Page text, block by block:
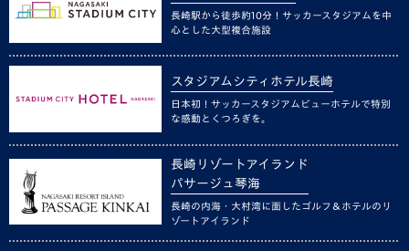
長崎駅から徒歩約10分！サッカースタジアムを中
心とした大型複合施設
スタジアムシティホテル長崎
日本初！サッカースタジアムビューホテルで特別
な感動とくつろぎを。
長崎リゾートアイランド
パサージュ琴海
長崎の内海・大村湾に面したゴルフ＆ホテルのリ
ゾートアイランド